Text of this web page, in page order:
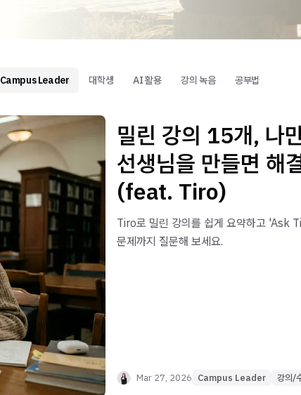
Campus Leader 대학생 AI 활용 강의 녹음 공부법
밀린 강의 15개, 나
선생님을 만들면 해
(feat. Tiro)
Tiro로 밀린 강의를 쉽게 요약하고 'Ask
문제까지 질문해 보세요.
Mar 27, 2026 Campus Leader 강의/